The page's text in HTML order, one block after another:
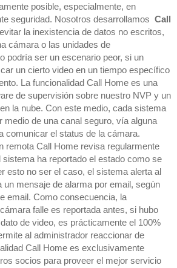
posible, especialmente, en
seguridad. Nosotros desarrollamosCall
la inexistencia de datos no escritos,
cámara o las unidades de
podría ser un escenario peor, si un
un cierto video en un tiempo específico
La funcionalidad Call Home es una
de supervisión sobre nuestro NVP y un
la nube. Con este medio, cada sistema
medio de una canal seguro, vía alguna
comunicar el status de la cámara.
remota Call Home revisa regularmente
sistema ha reportado el estado como se
esto no ser el caso, el sistema alerta al
un mensaje de alarma por email, según
email. Como consecuencia, la
falle es reportada antes, si hubo
de video, es prácticamente el 100%
al administrador reaccionar de
Call Home es exclusivamente
socios para proveer el mejor servicio